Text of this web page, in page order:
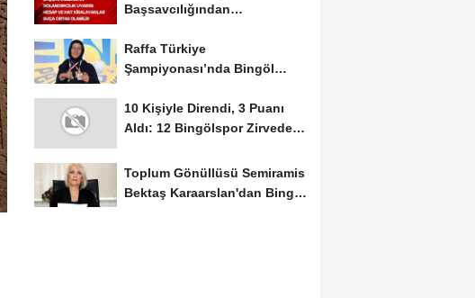
Başsavcılığından
Raffa Türkiye
Şampiyonası’nda Bingöl
10 Kişiyle Direndi, 3 Puanı
Aldı: 12 Bingölspor Zirvedeki
Toplum Gönüllüsü Semiramis
Bektaş Karaarslan'dan Bingöl